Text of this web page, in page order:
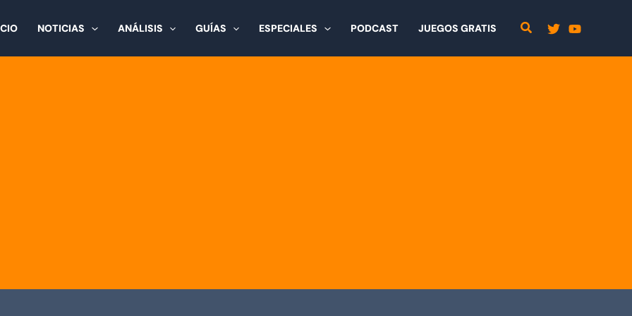
NOTICIAS ANÁLISIS GUÍAS ESPECIALES PODCAST JUEGOS GRATIS